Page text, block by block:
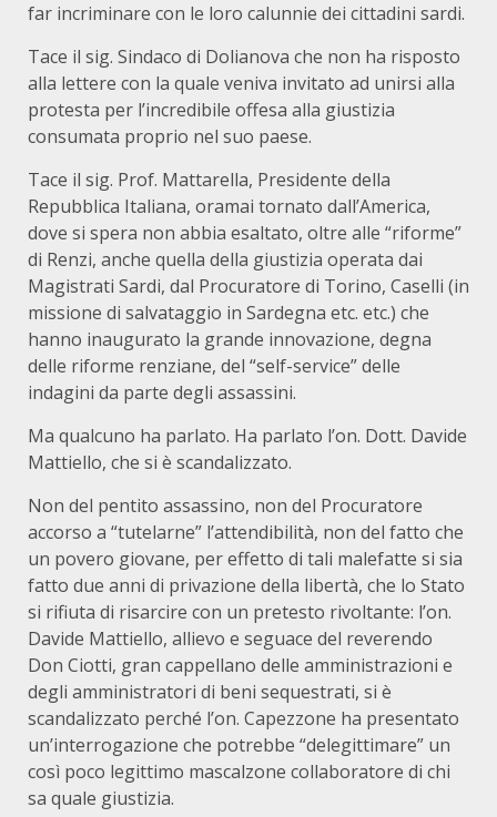
far incriminare con le loro calunnie dei cittadini sardi.
Tace il sig. Sindaco di Dolianova che non ha risposto
alla lettere con la quale veniva invitato ad unirsi alla
protesta per l’incredibile offesa alla giustizia
consumata proprio nel suo paese.
Tace il sig. Prof. Mattarella, Presidente della
Repubblica Italiana, oramai tornato dall’America,
dove si spera non abbia esaltato, oltre alle “riforme”
di Renzi, anche quella della giustizia operata dai
Magistrati Sardi, dal Procuratore di Torino, Caselli (in
missione di salvataggio in Sardegna etc. etc.) che
hanno inaugurato la grande innovazione, degna
delle riforme renziane, del “self-service” delle
indagini da parte degli assassini.
Ma qualcuno ha parlato. Ha parlato l’on. Dott. Davide
Mattiello, che si è scandalizzato.
Non del pentito assassino, non del Procuratore
accorso a “tutelarne” l’attendibilità, non del fatto che
un povero giovane, per effetto di tali malefatte si sia
fatto due anni di privazione della libertà, che lo Stato
si rifiuta di risarcire con un pretesto rivoltante: l’on.
Davide Mattiello, allievo e seguace del reverendo
Don Ciotti, gran cappellano delle amministrazioni e
degli amministratori di beni sequestrati, si è
scandalizzato perché l’on. Capezzone ha presentato
un’interrogazione che potrebbe “delegittimare” un
così poco legittimo mascalzone collaboratore di chi
sa quale giustizia.